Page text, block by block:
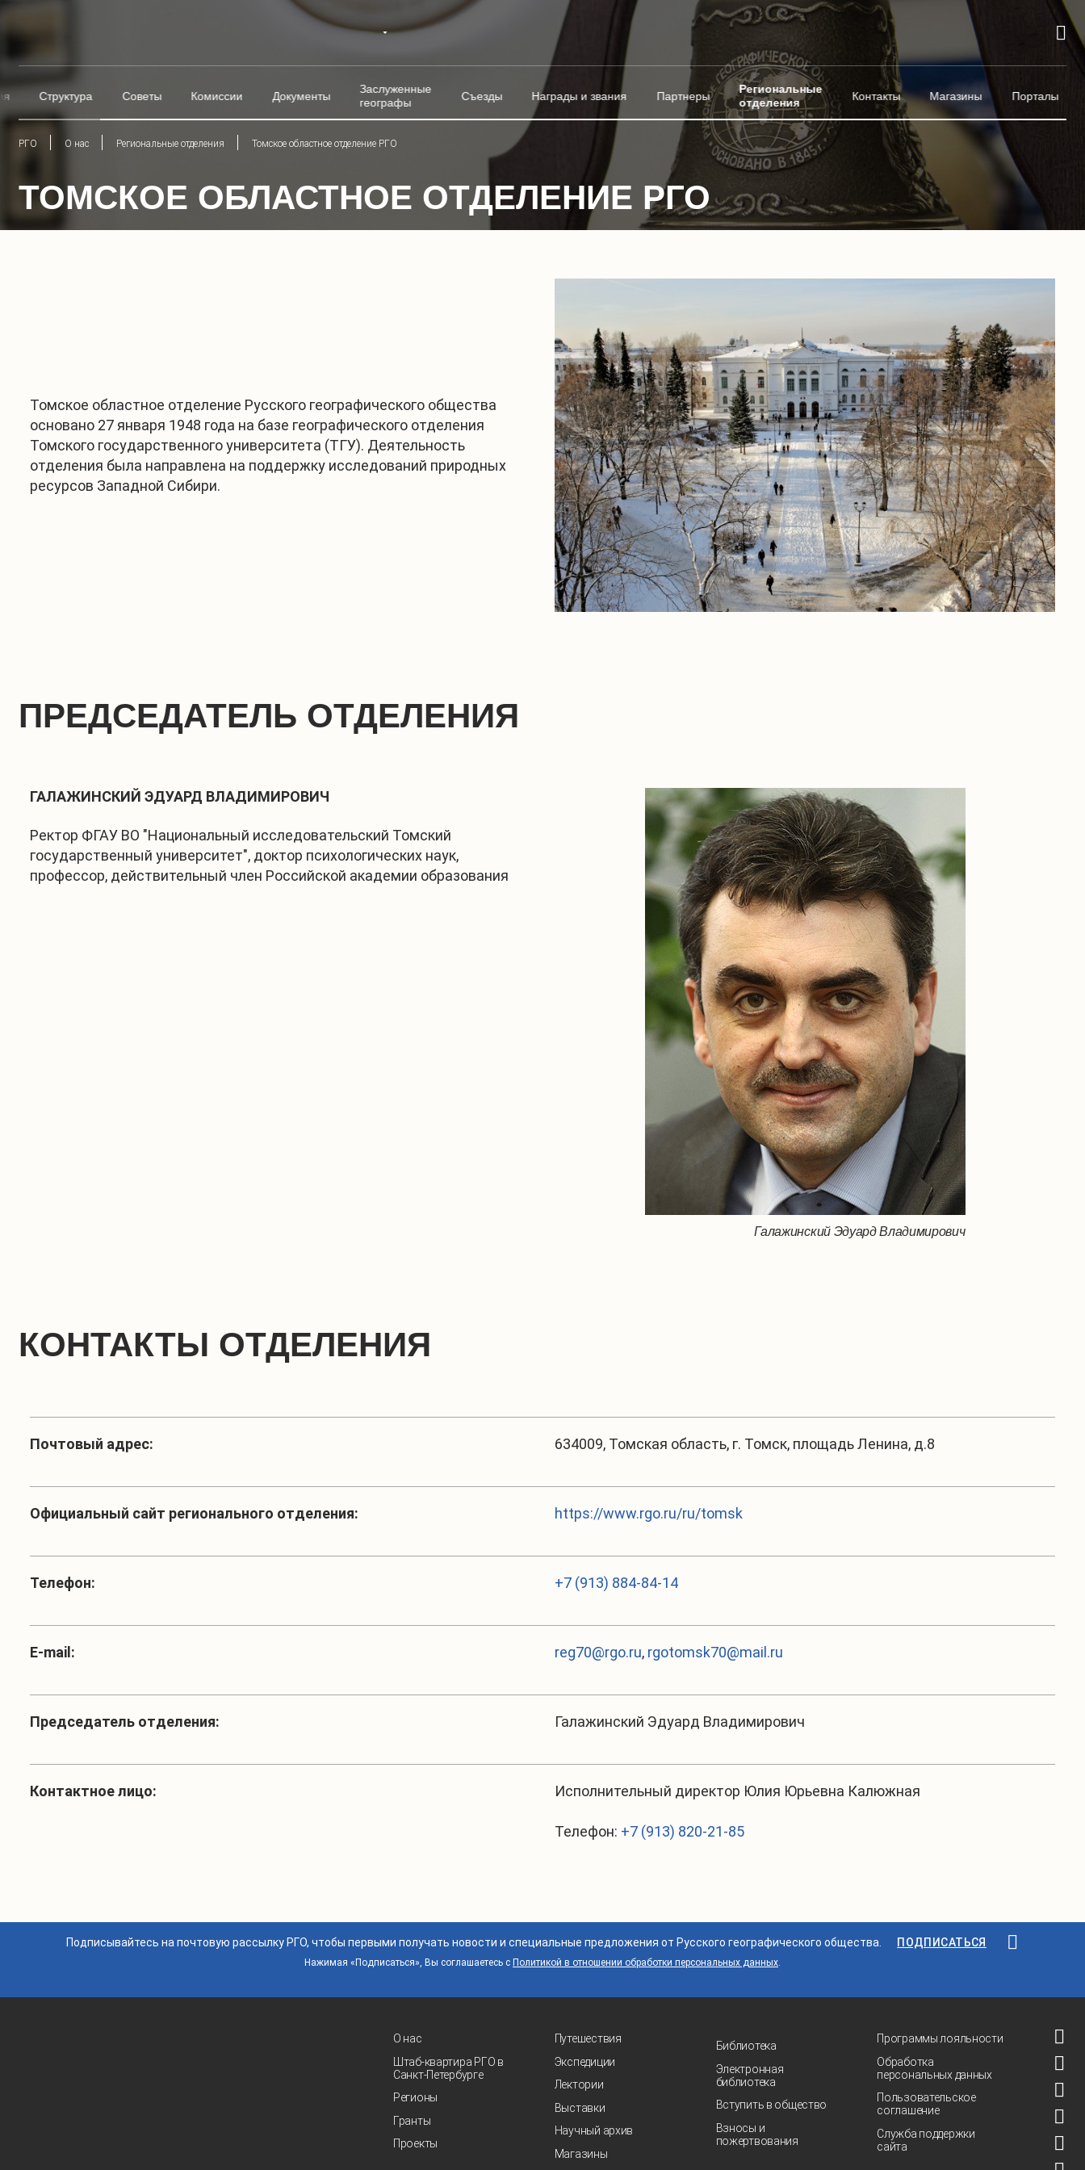
Структура Советы Комиссии Документы
Заслуженные
географы
Съезды Награды и звания Партнеры
Региональные
отделения
Контакты Магазины Порталы
РГО О нас Региональные отделения Томское областное отделение РГО
ТОМСКОЕ ОБЛАСТНОЕ ОТДЕЛЕНИЕ РГО
Томское областное отделение Русского географического общества
основано 27 января 1948 года на базе географического отделения
Томского государственного университета (ТГУ). Деятельность
отделения была направлена на поддержку исследований природных
ресурсов Западной Сибири.
ПРЕДСЕДАТЕЛЬ ОТДЕЛЕНИЯ
ГАЛАЖИНСКИЙ ЭДУАРД ВЛАДИМИРОВИЧ
Ректор ФГАУ ВО "Национальный исследовательский Томский
государственный университет", доктор психологических наук,
профессор, действительный член Российской академии образования
Галажинский Эдуард Владимирович
КОНТАКТЫ ОТДЕЛЕНИЯ
Почтовый адрес: 634009, Томская область, г. Томск, площадь Ленина, д.8
Официальный сайт регионального отделения: https://www.rgo.ru/ru/tomsk
Телефон: +7 (913) 884-84-14
Е-mail: reg70@rgo.ru, rgotomsk70@mail.ru
Председатель отделения: Галажинский Эдуард Владимирович
Контактное лицо: Исполнительный директор Юлия Юрьевна Калюжная
Телефон: +7 (913) 820-21-85
Подписывайтесь на почтовую рассылку РГО, чтобы первыми получать новости и специальные предложения от Русского географического общества. ПОДПИСАТЬСЯ
Нажимая «Подписаться», Вы соглашаетесь с Политикой в отношении обработки персональных данных.
О нас
Штаб-квартира РГО в
Санкт‑Петербурге
Регионы
Гранты
Проекты
Путешествия
Экспедиции
Лектории
Выставки
Научный архив
Магазины
Библиотека
Электронная
библиотека
Вступить в общество
Взносы и
пожертвования
Программы лояльности
Обработка
персональных данных
Пользовательское
соглашение
Служба поддержки
сайта